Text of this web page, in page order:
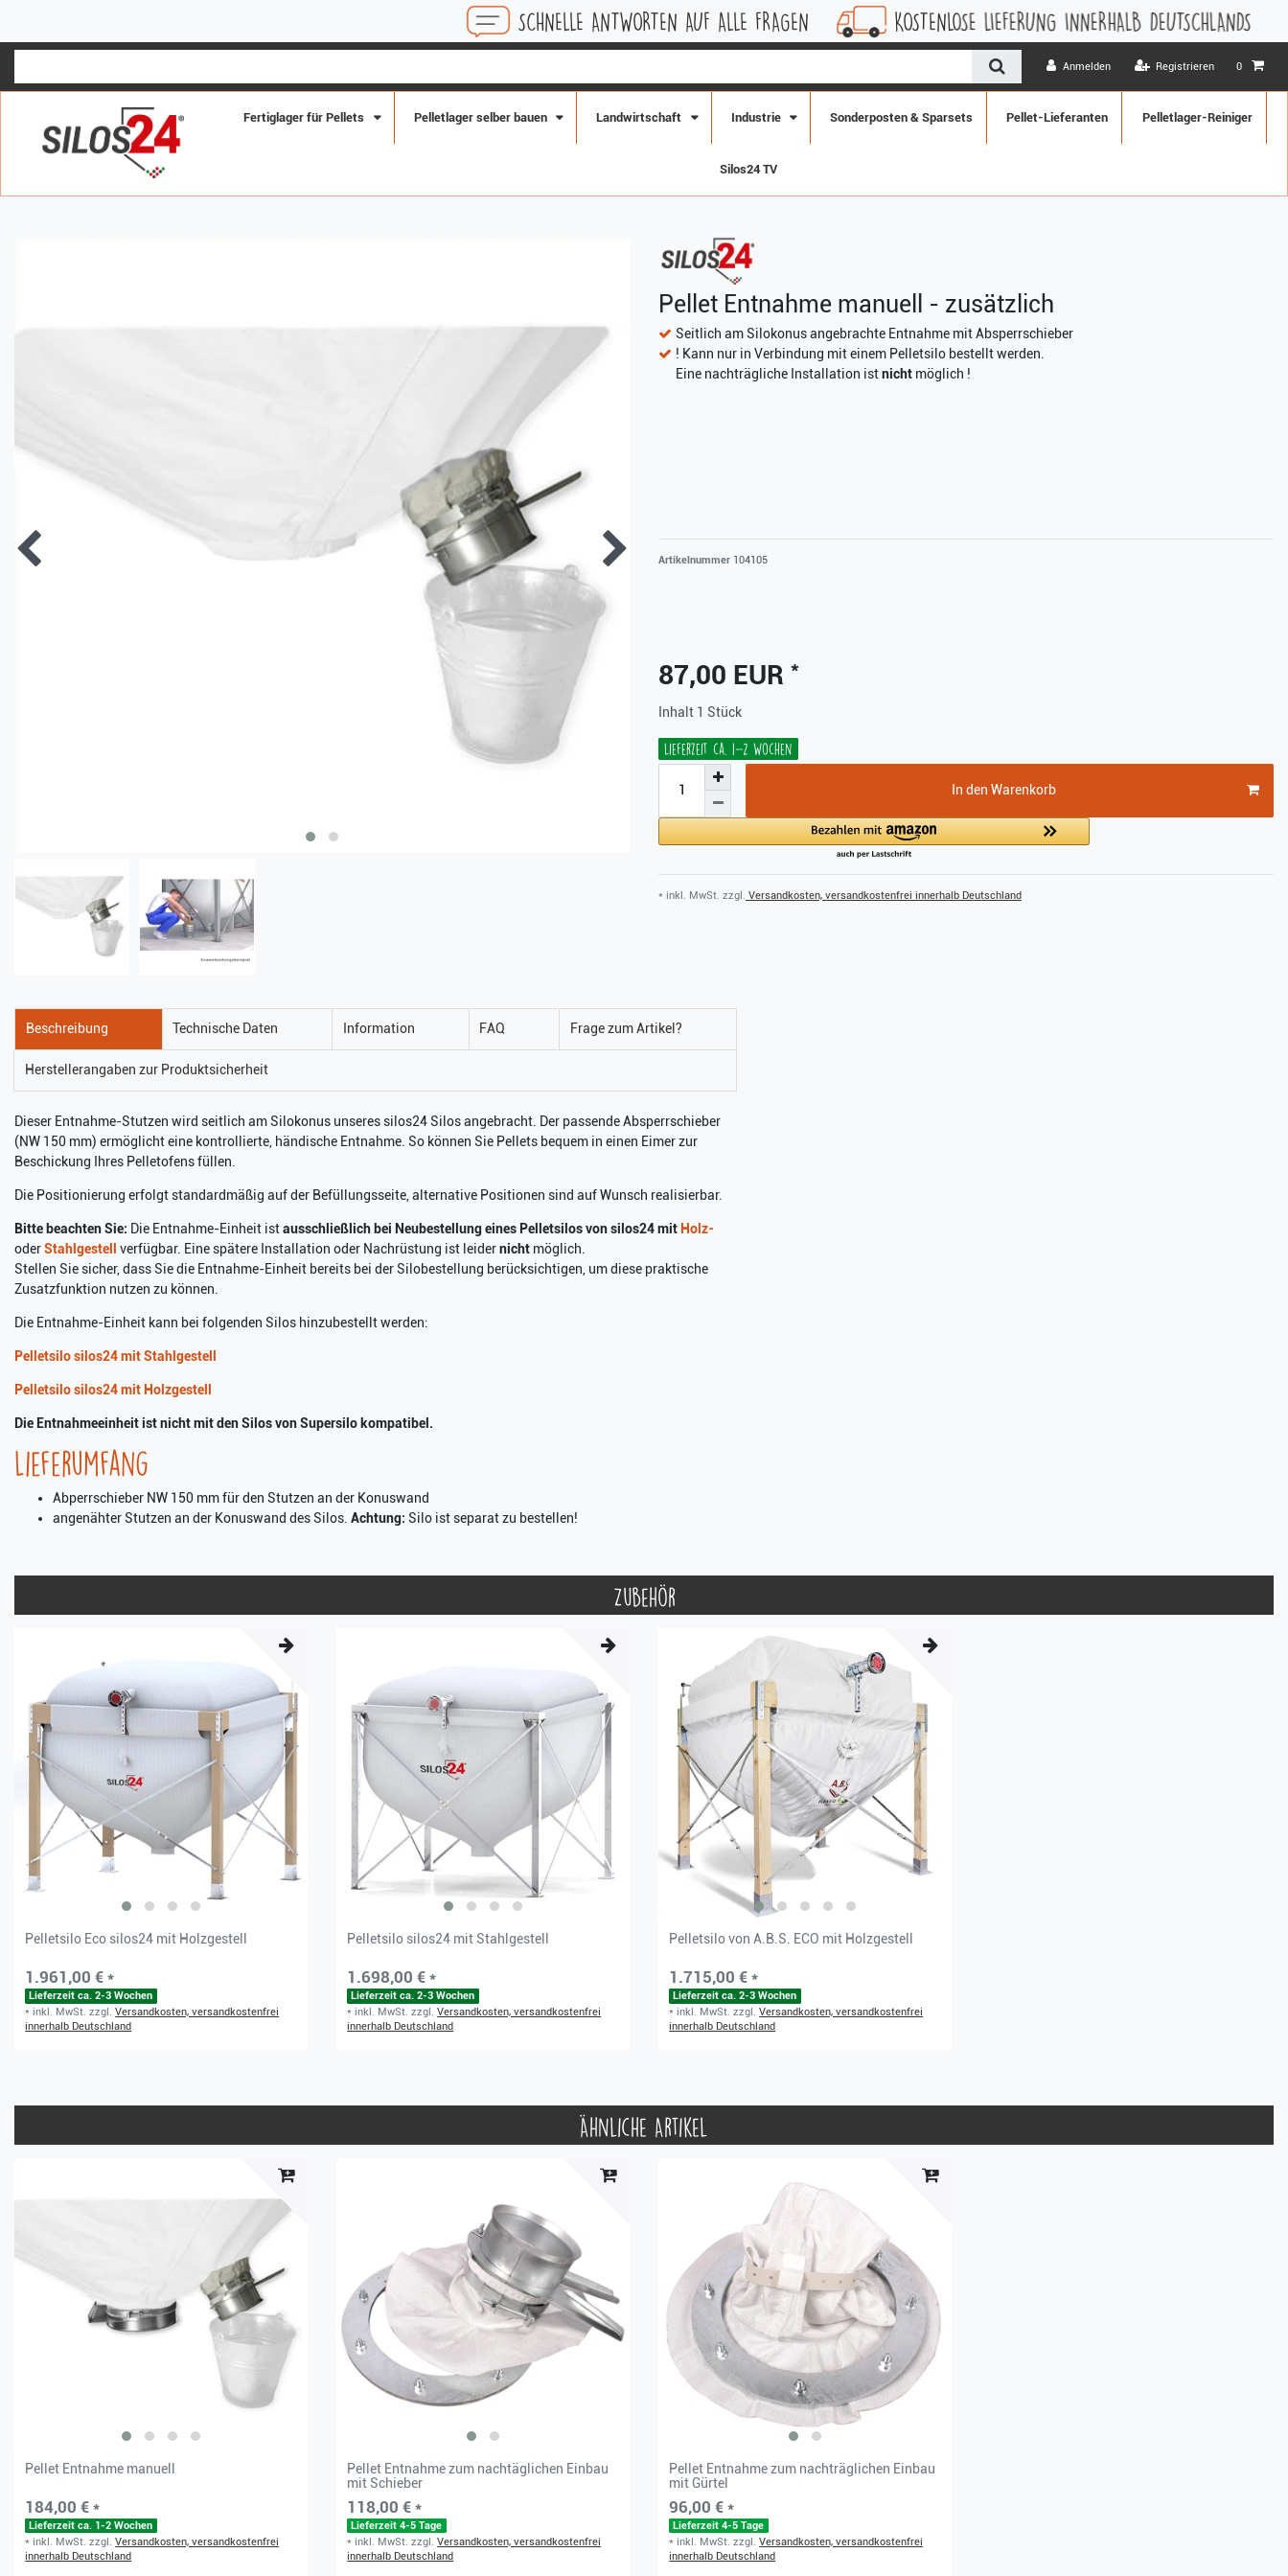
SCHNELLE ANTWORTEN AUF ALLE FRAGEN KOSTENLOSE LIEFERUNG INNERHALB DEUTSCHLANDS 1 MONAT
Anmelden Registrieren 0
Fertiglager für Pellets Pelletlager selber bauen Landwirtschaft Industrie Sonderposten & Sparsets Pellet-Lieferanten Pelletlager-Reiniger
Silos24 TV
Pellet Entnahme manuell - zusätzlich
Seitlich am Silokonus angebrachte Entnahme mit Absperrschieber
! Kann nur in Verbindung mit einem Pelletsilo bestellt werden.
Eine nachträgliche Installation istnichtmöglich !
Artikelnummer 104105
87,00 EUR *
Inhalt 1 Stück
Lieferzeit ca. 1-2 Wochen
In den Warenkorb
* inkl. MwSt. zzgl. Versandkosten, versandkostenfrei innerhalb Deutschland
Beschreibung Technische Daten Information FAQ Frage zum Artikel?
Herstellerangaben zur Produktsicherheit
Dieser Entnahme-Stutzen wird seitlich am Silokonus unseres silos24 Silos angebracht. Der passende Absperrschieber
(NW 150 mm) ermöglicht eine kontrollierte, händische Entnahme. So können Sie Pellets bequem in einen Eimer zur
Beschickung Ihres Pelletofens füllen.
Die Positionierung erfolgt standardmäßig auf der Befüllungsseite, alternative Positionen sind auf Wunsch realisierbar.
Bitte beachten Sie: Die Entnahme-Einheit istausschließlich bei Neubestellung eines Pelletsilos von silos24 mit Holz-
oderStahlgestell verfügbar. Eine spätere Installation oder Nachrüstung ist leidernicht möglich.
Stellen Sie sicher, dass Sie die Entnahme-Einheit bereits bei der Silobestellung berücksichtigen, um diese praktische
Zusatzfunktion nutzen zu können.
Die Entnahme-Einheit kann bei folgenden Silos hinzubestellt werden:
Pelletsilo silos24 mit Stahlgestell
Pelletsilo silos24 mit Holzgestell
Die Entnahmeeinheit ist nicht mit den Silos von Supersilo kompatibel.
Lieferumfang
Abperrschieber NW 150 mm für den Stutzen an der Konuswand
angenähter Stutzen an der Konuswand des Silos. Achtung: Silo ist separat zu bestellen!
Zubehör
Pelletsilo Eco silos24 mit Holzgestell
1.961,00 € *
Lieferzeit ca. 2-3 Wochen
* inkl. MwSt. zzgl.Versandkosten, versandkostenfrei
innerhalb Deutschland
Pelletsilo silos24 mit Stahlgestell
1.698,00 € *
Lieferzeit ca. 2-3 Wochen
* inkl. MwSt. zzgl.Versandkosten, versandkostenfrei
innerhalb Deutschland
Pelletsilo von A.B.S. ECO mit Holzgestell
1.715,00 € *
Lieferzeit ca. 2-3 Wochen
* inkl. MwSt. zzgl.Versandkosten, versandkostenfrei
innerhalb Deutschland
Ähnliche Artikel
Pellet Entnahme manuell
184,00 € *
Lieferzeit ca. 1-2 Wochen
* inkl. MwSt. zzgl.Versandkosten, versandkostenfrei
innerhalb Deutschland
Pellet Entnahme zum nachtäglichen Einbau
mit Schieber
118,00 € *
Lieferzeit 4-5 Tage
* inkl. MwSt. zzgl.Versandkosten, versandkostenfrei
innerhalb Deutschland
Pellet Entnahme zum nachträglichen Einbau
mit Gürtel
96,00 € *
Lieferzeit 4-5 Tage
* inkl. MwSt. zzgl.Versandkosten, versandkostenfrei
innerhalb Deutschland